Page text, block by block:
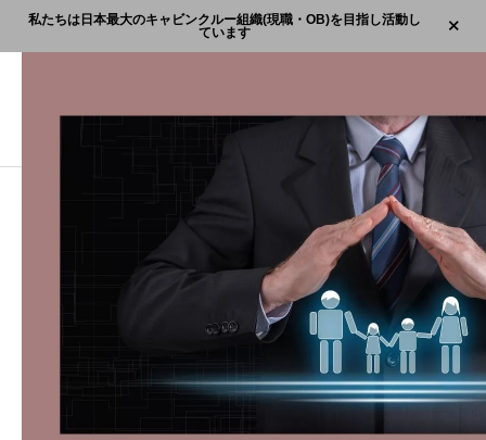
私たちは日本最大のキャビンクルー組織(現職・OB)を目指し活動し
ています
名称未設定のデザイン (12)
Share
Pocket
feedly